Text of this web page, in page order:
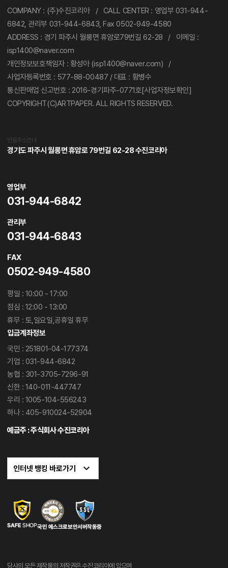
COMPANY : (주)수진코리아 / CALL CENTER : 영업부 031-944-
6842, 관리부 031-944-6843, Fax 0502-949-4580
ADDRESS : 경기 파주시 월롱면 휴암로79번길 62-28 / 이메일 :
isp1400@naver.com
개인정보보호책임자 : 황성아 (isp1400@naver.com) /
사업자등록번호 : 577-88-00487 / 대표 : 황병수
통신판매업 신고번호 : 2016-경기파주-0771호[사업자정보확인]
COPYRIGHT(C)ARTPAPER. ALL RIGHTS RESERVED.
경기도 파주시 월롱면 휴암로 79번길 62-28 수진코리아
당사의 모든 제작물의 저작권은 수진코리아에 있으며,
영업부
031-944-6842
관리부
031-944-6843
FAX
0502-949-4580
평일 : 10:00 - 17:00
점심 : 12:00 - 13:00
휴무 : 토,일요일,공휴일 휴무
입금계좌정보
국민 : 251801-04-177374
기업 : 031-944-6842
농협 : 301-3705-7296-91
신한 : 140-011-447747
우리 : 1005-104-556243
하나 : 405-910024-52904
예금주 : 주식회사 수진코리아